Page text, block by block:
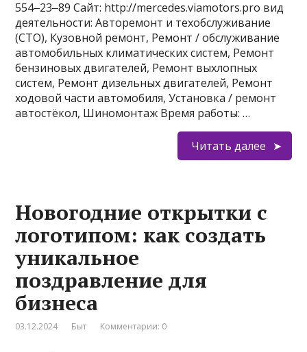
554‒23‒89 Сайт: http://mercedes.viamotors.pro вид
деятельности: Авторемонт и техобслуживание
(СТО), Кузовной ремонт, Ремонт / обслуживание
автомобильных климатических систем, Ремонт
бензиновых двигателей, Ремонт выхлопных
систем, Ремонт дизельных двигателей, Ремонт
ходовой части автомобиля, Установка / ремонт
автостёкол, Шиномонтаж Время работы: …
Читать далее
Новогодние открытки с
логотипом: как создать
уникальное
поздравление для
бизнеса
03.12.2024 Быт Комментарии: 0